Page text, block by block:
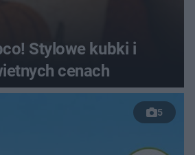
Stylowe kubki i
cenach
5